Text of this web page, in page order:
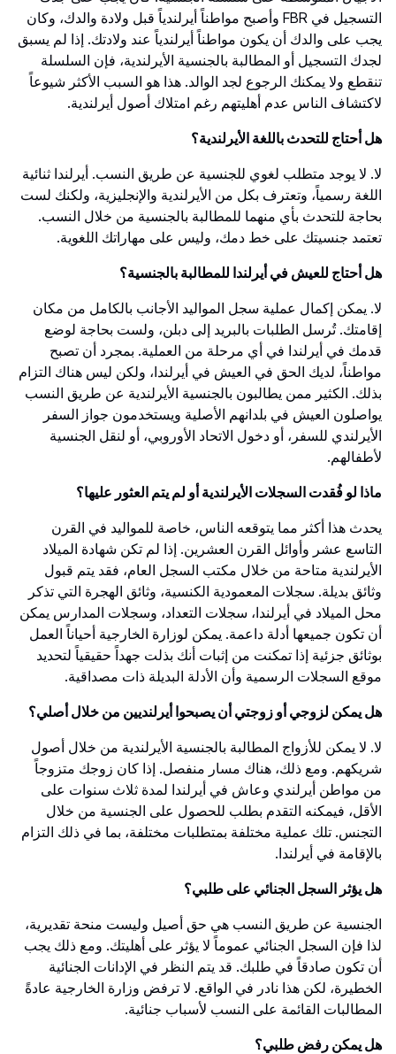
التسجيل في FBR وأصبح مواطناً أيرلندياً قبل ولادة والدك، وكان
يجب على والدك أن يكون مواطناً أيرلندياً عند ولادتك. إذا لم يسبق
لجدك التسجيل أو المطالبة بالجنسية الأيرلندية، فإن السلسلة
تنقطع ولا يمكنك الرجوع لجد الوالد. هذا هو السبب الأكثر شيوعاً
لاكتشاف الناس عدم أهليتهم رغم امتلاك أصول أيرلندية.
هل أحتاج للتحدث باللغة الأيرلندية؟
لا. لا يوجد متطلب لغوي للجنسية عن طريق النسب. أيرلندا ثنائية
اللغة رسمياً، وتعترف بكل من الأيرلندية والإنجليزية، ولكنك لست
بحاجة للتحدث بأي منهما للمطالبة بالجنسية من خلال النسب.
تعتمد جنسيتك على خط دمك، وليس على مهاراتك اللغوية.
هل أحتاج للعيش في أيرلندا للمطالبة بالجنسية؟
لا. يمكن إكمال عملية سجل المواليد الأجانب بالكامل من مكان
إقامتك. تُرسل الطلبات بالبريد إلى دبلن، ولست بحاجة لوضع
قدمك في أيرلندا في أي مرحلة من العملية. بمجرد أن تصبح
مواطناً، لديك الحق في العيش في أيرلندا، ولكن ليس هناك التزام
بذلك. الكثير ممن يطالبون بالجنسية الأيرلندية عن طريق النسب
يواصلون العيش في بلدانهم الأصلية ويستخدمون جواز السفر
الأيرلندي للسفر، أو دخول الاتحاد الأوروبي، أو لنقل الجنسية
لأطفالهم.
ماذا لو فُقدت السجلات الأيرلندية أو لم يتم العثور عليها؟
يحدث هذا أكثر مما يتوقعه الناس، خاصة للمواليد في القرن
التاسع عشر وأوائل القرن العشرين. إذا لم تكن شهادة الميلاد
الأيرلندية متاحة من خلال مكتب السجل العام، فقد يتم قبول
وثائق بديلة. سجلات المعمودية الكنسية، وثائق الهجرة التي تذكر
محل الميلاد في أيرلندا، سجلات التعداد، وسجلات المدارس يمكن
أن تكون جميعها أدلة داعمة. يمكن لوزارة الخارجية أحياناً العمل
بوثائق جزئية إذا تمكنت من إثبات أنك بذلت جهداً حقيقياً لتحديد
موقع السجلات الرسمية وأن الأدلة البديلة ذات مصداقية.
هل يمكن لزوجي أو زوجتي أن يصبحوا أيرلنديين من خلال أصلي؟
لا. لا يمكن للأزواج المطالبة بالجنسية الأيرلندية من خلال أصول
شريكهم. ومع ذلك، هناك مسار منفصل. إذا كان زوجك متزوجاً
من مواطن أيرلندي وعاش في أيرلندا لمدة ثلاث سنوات على
الأقل، فيمكنه التقدم بطلب للحصول على الجنسية من خلال
التجنس. تلك عملية مختلفة بمتطلبات مختلفة، بما في ذلك التزام
بالإقامة في أيرلندا.
هل يؤثر السجل الجنائي على طلبي؟
الجنسية عن طريق النسب هي حق أصيل وليست منحة تقديرية،
لذا فإن السجل الجنائي عموماً لا يؤثر على أهليتك. ومع ذلك يجب
أن تكون صادقاً في طلبك. قد يتم النظر في الإدانات الجنائية
الخطيرة، لكن هذا نادر في الواقع. لا ترفض وزارة الخارجية عادةً
المطالبات القائمة على النسب لأسباب جنائية.
هل يمكن رفض طلبي؟